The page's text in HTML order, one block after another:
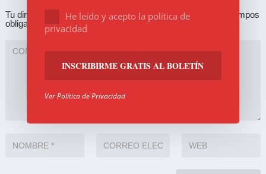
Tu dirección de correo electrónico no será publicada.
Los campos
obligatorios están marcados con
He leído y acepto la política de
privacidad
Ver Política de Privacidad